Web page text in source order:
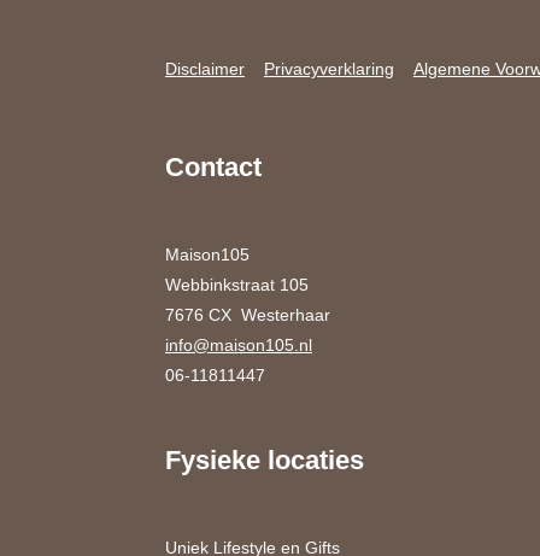
Disclaimer Privacyverklaring Algemene
Contact
Maison105
Webbinkstraat 105
7676 CX Westerhaar
info@maison105.nl
06-11811447
Fysieke locaties
Uniek Lifestyle en Gifts